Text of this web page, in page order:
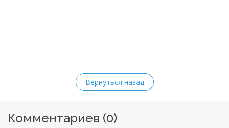
Вернуться назад
Комментариев (0)